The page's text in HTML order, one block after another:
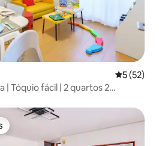
5 de uma
5 (52)
| Tóquio fácil | 2 quartos 2